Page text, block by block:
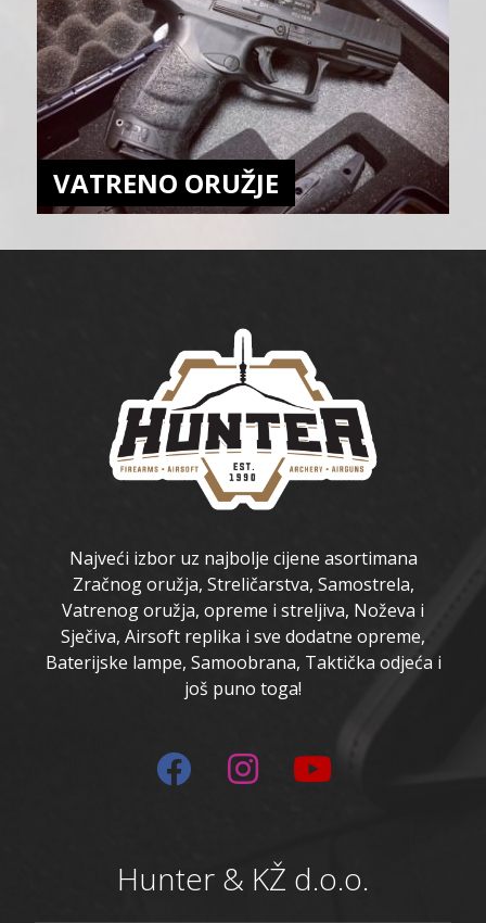
VATRENO ORUŽJE
Najveći izbor uz najbolje cijene asortimana
Zračnog oružja, Streličarstva, Samostrela,
Vatrenog oružja, opreme i streljiva, Noževa i
Sječiva, Airsoft replika i sve dodatne opreme,
Baterijske lampe, Samoobrana, Taktička odjeća i
još puno toga!
Hunter & KŽ d.o.o.